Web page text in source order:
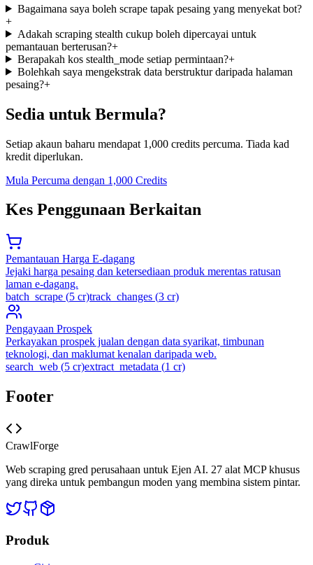
Bagaimana saya boleh scrape tapak pesaing yang menyekat bot?
+
Adakah scraping stealth cukup boleh dipercayai untuk
pemantauan berterusan?+
Berapakah kos stealth_mode setiap permintaan?+
Bolehkah saya mengekstrak data berstruktur daripada halaman
pesaing?+
Sedia untuk Bermula?
Setiap akaun baharu mendapat 1,000 credits percuma. Tiada kad
kredit diperlukan.
Mula Percuma dengan 1,000 Credits
Kes Penggunaan Berkaitan
Pemantauan Harga E-dagang
Jejaki harga pesaing dan ketersediaan produk merentas ratusan
laman e-dagang.
batch_scrape (5 cr)track_changes (3 cr)
Pengayaan Prospek
Perkayakan prospek jualan dengan data syarikat, timbunan
teknologi, dan maklumat kenalan daripada web.
search_web (5 cr)extract_metadata (1 cr)
Footer
CrawlForge
Web scraping gred perusahaan untuk Ejen AI. 27 alat MCP khusus
yang direka untuk pembangun moden yang membina sistem pintar.
Produk